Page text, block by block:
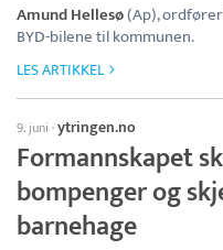
Amund Hellesø(Ap),
BYD-bilene til kommunen.
LES ARTIKKEL
9. juni ·ytringen.no
Formannskapet
bompenger og
barnehage